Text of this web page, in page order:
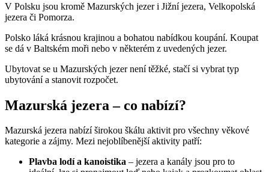
V Polsku jsou kromě Mazurských jezer i Jižní jezera, Velkopolská
jezera či Pomorza.
Polsko láká krásnou krajinou a bohatou nabídkou koupání. Koupat
se dá v Baltském moři nebo v některém z uvedených jezer.
Ubytovat se u Mazurských jezer není těžké, stačí si vybrat typ
ubytování a stanovit rozpočet.
Mazurská jezera – co nabízí?
Mazurská jezera nabízí širokou škálu aktivit pro všechny věkové
kategorie a zájmy. Mezi nejoblíbenější aktivity patří:
Plavba lodí a kanoistika – jezera a kanály jsou pro to